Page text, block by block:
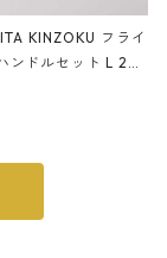
KINZOKU フライ
ンドルセット L 24c
応 鉄フライパン